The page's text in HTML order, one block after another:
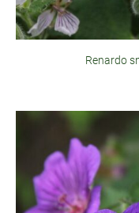
Renardo